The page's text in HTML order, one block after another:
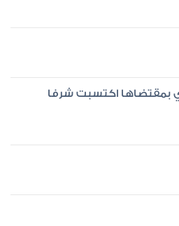
بمقتضاها اكتسبت شرفا